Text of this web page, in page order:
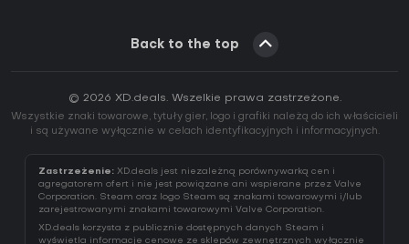
Back to the top
© 2026 XD.deals. Wszelkie prawa zastrzeżone.
Wszystkie znaki towarowe, tytuły gier, logo i grafiki należą do ich właścicieli
i są używane wyłącznie w celach identyfikacyjnych i informacyjnych.
Zastrzeżenie: XD.deals jest niezależną porównywarką cen i
agregatorem ofert i nie jest powiązane ani wspierane przez Valve
Corporation. Steam oraz logo Steam są znakami towarowymi i/lub
zarejestrowanymi znakami towarowymi Valve Corporation.
XD.deals korzysta z publicznie dostępnych danych Steam i
wyświetla informacje cenowe ze sklepów zewnętrznych wyłącznie